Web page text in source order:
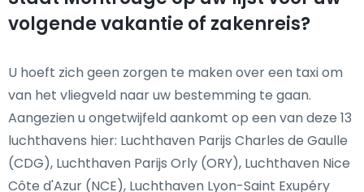
volgende vakantie of zakenreis?
U hoeft zich geen zorgen te maken over een taxi om
van het vliegveld naar uw bestemming te gaan.
Aangezien u ongetwijfeld aankomt op een van deze 13
luchthavens hier: Luchthaven Parijs Charles de Gaulle
(CDG), Luchthaven Parijs Orly (ORY), Luchthaven Nice
Côte d'Azur (NCE), Luchthaven Lyon-Saint Exupéry